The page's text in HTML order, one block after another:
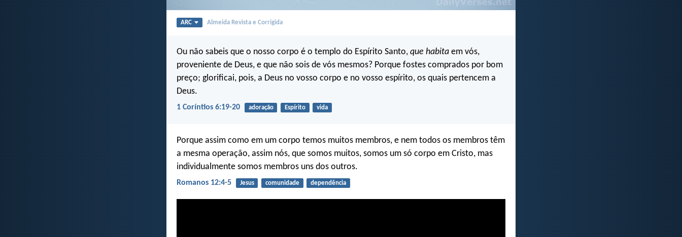
ARC Almeida Revista e Corrigida
Ou não sabeis que o nosso corpo é o templo do Espírito Santo, que habita em vós,
proveniente de Deus, e que não sois de vós mesmos? Porque fostes comprados por bom
preço; glorificai, pois, a Deus no vosso corpo e no vosso espírito, os quais pertencem a
Deus.
1 Coríntios 6:19-20 adoração Espírito vida
Porque assim como em um corpo temos muitos membros, e nem todos os membros têm
a mesma operação, assim nós, que somos muitos, somos um só corpo em Cristo, mas
individualmente somos membros uns dos outros.
Romanos 12:4-5 Jesus comunidade dependência